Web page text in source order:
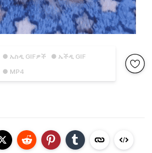
● ኤስዲ GIFዎች
● ኤችዲ GIF
● MP4